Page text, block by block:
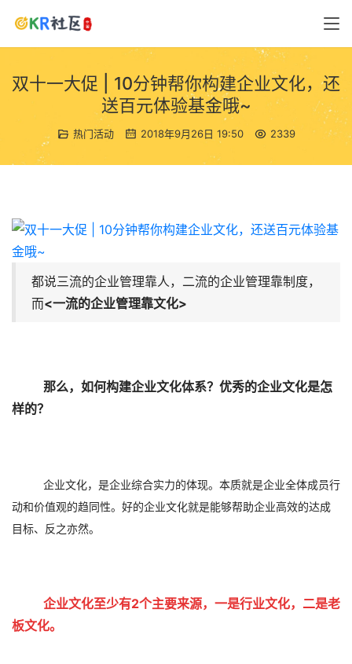
双十一大促 | 10分钟帮你构建企业文化，还
送百元体验基金哦~
热门活动 2018年9月26日 19:50 2339
都说三流的企业管理靠人，二流的企业管理靠制度，
而<一流的企业管理靠文化>
那么，如何构建企业文化体系？优秀的企业文化是怎
样的？
企业文化，是企业综合实力的体现。本质就是企业全体成员行
动和价值观的趋同性。好的企业文化就是能够帮助企业高效的达成
目标、反之亦然。
企业文化至少有2个主要来源，一是行业文化，二是老
板文化。